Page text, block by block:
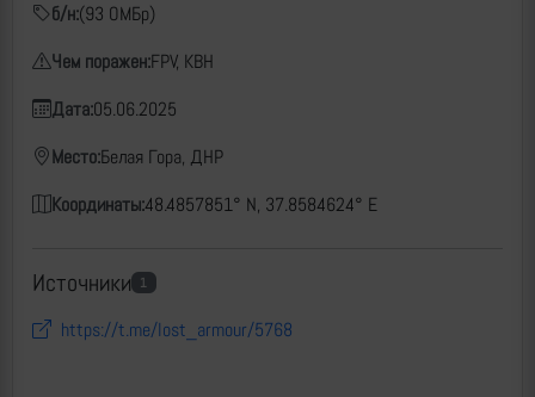
б/н:(93 ОМБр)
Чем поражен:FPV, КВН
Дата:05.06.2025
Место:Белая Гора, ДНР
Координаты:48.4857851° N, 37.8584624° E
Источники 1
https://t.me/lost_armour/5768